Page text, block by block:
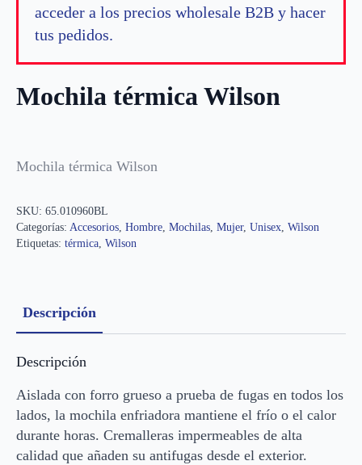
acceder a los precios wholesale B2B y hacer
tus pedidos.
Mochila térmica Wilson
Mochila térmica Wilson
SKU: 65.010960BL
Categorías: Accesorios, Hombre, Mochilas, Mujer, Unisex, Wilson
Etiquetas: térmica, Wilson
Descripción
Descripción
Aislada con forro grueso a prueba de fugas en todos los
lados, la mochila enfriadora mantiene el frío o el calor
durante horas. Cremalleras impermeables de alta
calidad que añaden su antifugas desde el exterior.